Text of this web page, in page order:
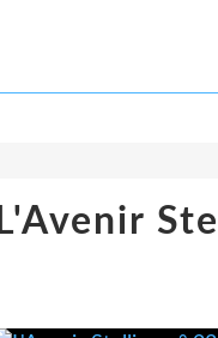
L'Avenir